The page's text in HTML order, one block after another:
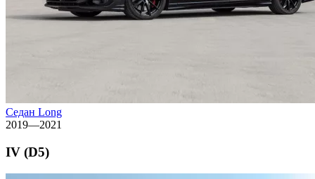
Седан Long
2019—2021
IV (D5)